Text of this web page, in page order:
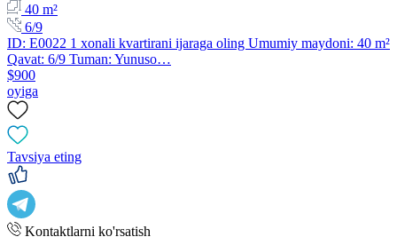
40 m²
6/9
ID: E0022 1 xonali kvartirani ijaraga oling Umumiy maydoni: 40 m²
Qavat: 6/9 Tuman: Yunuso…
$900
oyiga
Tavsiya eting
Kontaktlarni ko'rsatish